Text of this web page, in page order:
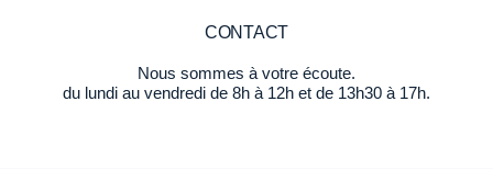
CONTACT
Nous sommes à votre écoute.
du lundi au vendredi de 8h à 12h et de 13h30 à 17h.